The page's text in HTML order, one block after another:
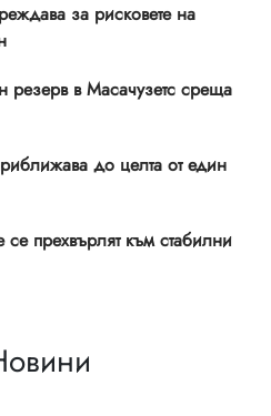
за рисковете на
резерв в Масачузетс среща
до целта от един
прехвърлят към стабилни